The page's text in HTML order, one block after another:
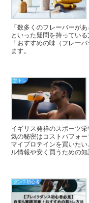
「数多くのフレーバーが
といった疑問を持ってい
「おすすめの味（フレー
ます。
筋トレ
イギリス発祥のスポーツ
気の秘密はコストパフォ
マイプロテインを買いた
ル情報や安く買うための知
ダンス初心者